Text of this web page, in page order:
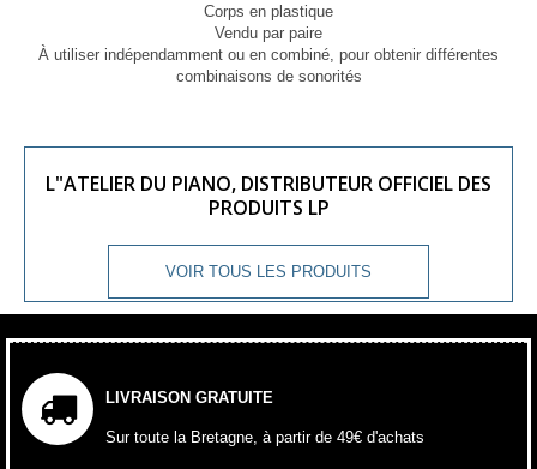
Corps en plastique
Vendu par paire
À utiliser indépendamment ou en combiné, pour obtenir différentes
combinaisons de sonorités
L"ATELIER DU PIANO, DISTRIBUTEUR OFFICIEL DES
PRODUITS LP
VOIR TOUS LES PRODUITS
LIVRAISON GRATUITE
Sur toute la Bretagne, à partir de 49€ d'achats